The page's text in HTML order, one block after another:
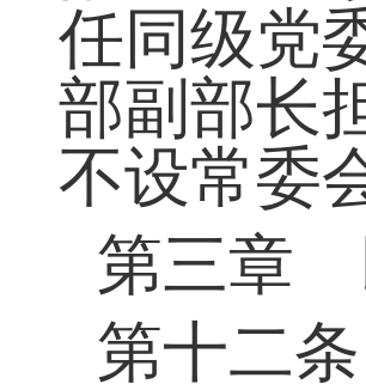
任，分管
配备。民
任同级党
部副部
不设常